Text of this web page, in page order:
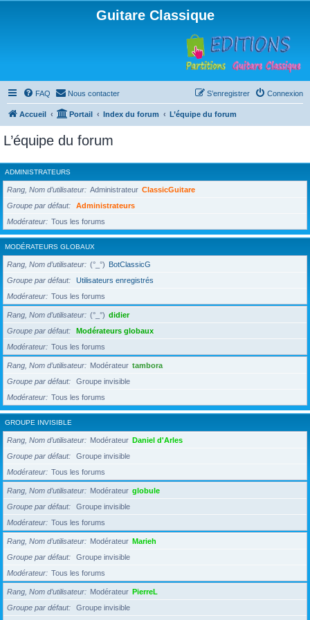
Guitare Classique
FAQ Nous contacter Connexion
S’enregistrer
Accueil Portail Index du forum L’équipe du forum
L’équipe du forum
ADMINISTRATEURS
Rang, Nom d’utilisateur Administrateur ClassicGuitare
Groupe par défaut
Administrateurs
Modérateur
Tous les forums
MODÉRATEURS GLOBAUX
Rang, Nom d’utilisateur (°_°) BotClassicG
Groupe par défaut
Utilisateurs enregistrés
Modérateur
Tous les forums
Rang, Nom d’utilisateur (°_°) didier
Groupe par défaut
Modérateurs globaux
Modérateur
Tous les forums
Rang, Nom d’utilisateur Modérateur tambora
Groupe par défaut
Groupe invisible
Modérateur
Tous les forums
GROUPE INVISIBLE
Rang, Nom d’utilisateur Modérateur Daniel d'Arles
Groupe par défaut
Groupe invisible
Modérateur
Tous les forums
Rang, Nom d’utilisateur Modérateur globule
Groupe par défaut
Groupe invisible
Modérateur
Tous les forums
Rang, Nom d’utilisateur Modérateur Marieh
Groupe par défaut
Groupe invisible
Modérateur
Tous les forums
Rang, Nom d’utilisateur Modérateur PierreL
Groupe par défaut
Groupe invisible